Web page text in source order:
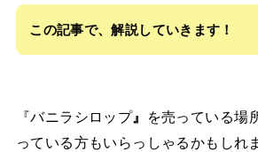
この記事で、解説していきます！
『バニラシロップ』
を売っている場
っている方もいらっしゃるかもしれ